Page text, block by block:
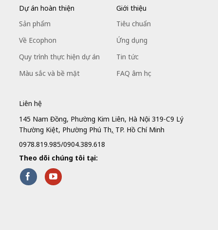
Dự án hoàn thiện
Sản phẩm
Về Ecophon
Quy trình thực hiện dự án
Màu sắc và bề mặt
Giới thiệu
Tiêu chuẩn
Ứng dụng
Tin tức
FAQ âm học
Liên hệ
145 Nam Đồng, Phường Kim Liên, Hà Nội 319-C9 Lý
Thường Kiệt, Phường Phú Thọ, TP. Hồ Chí Minh
0978.819.985/0904.389.618
Theo dõi chúng tôi tại: